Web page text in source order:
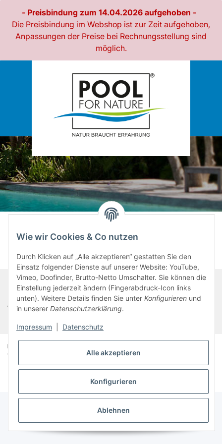
- Preisbindung zum 14.04.2026 aufgehoben -
Die Preisbindung im Webshop ist zur Zeit aufgehoben,
Anpassungen der Preise bei Rechnungsstellung sind
möglich.
Datenschutzerklärung
freigeschaltete Inhalte
Pool for Nature -
* Alle Preise zzgl. gesetzlicher USt., zzgl.Versand
Design & Umsetzung
Wie wir Cookies & Co nutzen
Durch Klicken auf „Alle akzeptieren“ gestatten Sie den
Einsatz folgender Dienste auf unserer Website: YouTube,
Vimeo, Doofinder, Brutto-Netto Umschalter. Sie können die
Einstellung jederzeit ändern (Fingerabdruck-Icon links
unten). Weitere Details finden Sie unter Konfigurieren und
in unserer Datenschutzerklärung.
Impressum Datenschutz
Alle akzeptieren
Konfigurieren
Ablehnen